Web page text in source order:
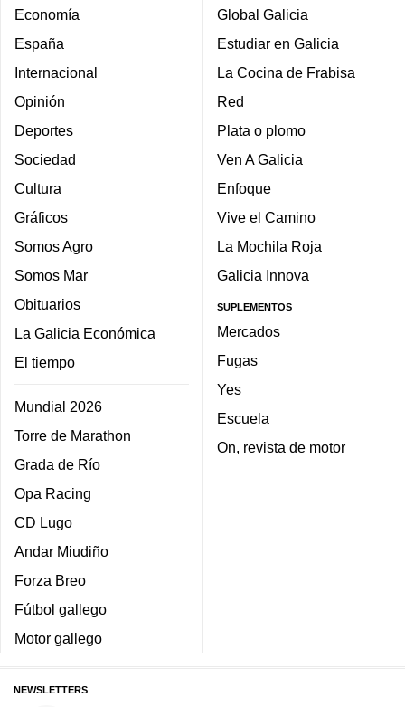
Economía
España
Internacional
Opinión
Deportes
Sociedad
Cultura
Gráficos
Somos Agro
Somos Mar
Obituarios
La Galicia Económica
El tiempo
Mundial 2026
Torre de Marathon
Grada de Río
Opa Racing
CD Lugo
Andar Miudiño
Forza Breo
Fútbol gallego
Motor gallego
Global Galicia
Estudiar en Galicia
La Cocina de Frabisa
Red
Plata o plomo
Ven A Galicia
Enfoque
Vive el Camino
La Mochila Roja
Galicia Innova
SUPLEMENTOS
Mercados
Fugas
Yes
Escuela
On, revista de motor
NEWSLETTERS